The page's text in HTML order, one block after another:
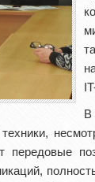
В
техники,
передовые